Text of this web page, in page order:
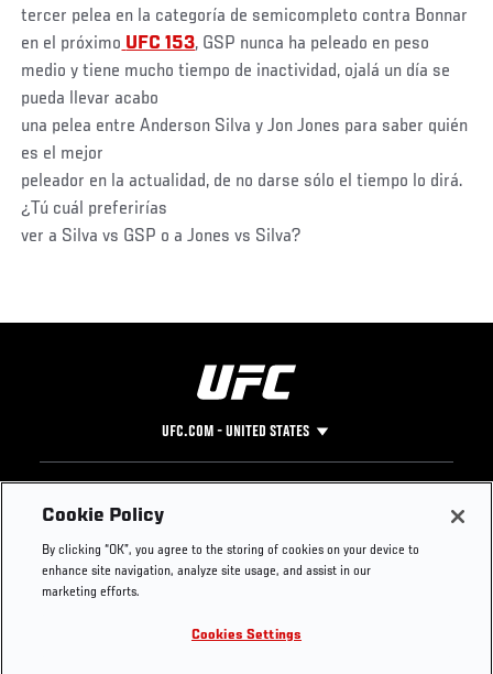
tercer pelea en la categoría de semicompleto contra Bonnar
en el próximo UFC 153, GSP nunca ha peleado en peso
medio y tiene mucho tiempo de inactividad, ojalá un día se
pueda llevar acabo
una pelea entre Anderson Silva y Jon Jones para saber quién
es el mejor
peleador en la actualidad, de no darse sólo el tiempo lo dirá.
¿Tú cuál preferirías
ver a Silva vs GSP o a Jones vs Silva?
UFC.COM - UNITED STATES
Footer
UFC
UFC Foundation
UFC Careers
Instagram
YouTube
Press
Cookie Policy
By clicking “OK”, you agree to the storing of cookies on your device to
enhance site navigation, analyze site usage, and assist in our
marketing efforts.
Cookies Settings